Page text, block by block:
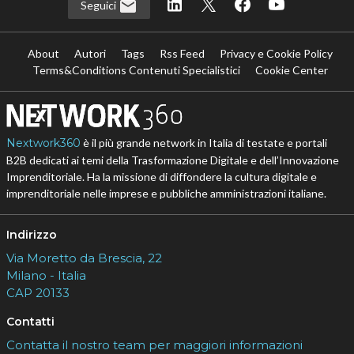
Seguici
About Autori Tags Rss Feed
Privacy e Cookie Policy
Terms&Conditions Contenuti Specialistici
Cookie Center
Nextwork360 è il più grande network in Italia di testate e portali
B2B dedicati ai temi della Trasformazione Digitale e dell’Innovazione
Imprenditoriale. Ha la missione di diffondere la cultura digitale e
imprenditoriale nelle imprese e pubbliche amministrazioni italiane.
Indirizzo
Via Moretto da Brescia, 22
Milano - Italia
CAP 20133
Contatti
Contatta il nostro team per maggiori informazioni